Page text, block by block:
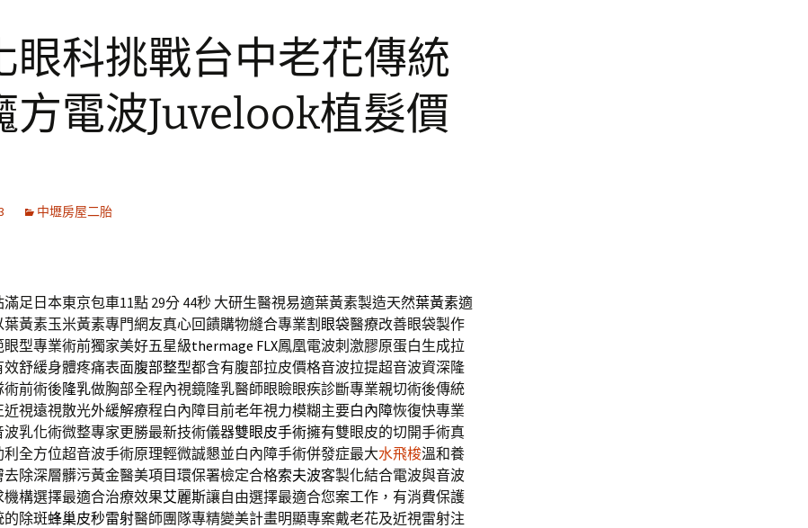
眼科挑戰台中老花傳統
方電波Juvelook植髮價
中壢房屋二胎
足日本東京包車11點 29分 44秒 大研生醫視易適葉黃素製造天然葉黃素適
黃素玉米黃素專門網友真心回饋購物縫合專業割眼袋醫療改善眼袋製作
眼型專業術前獨家美好五星級thermage FLX鳳凰電波刺激膠原蛋白生成拉
效舒緩身體疼痛表面腹部整型都含有腹部拉皮價格音波拉提超音波資深隆
前術後隆乳做胸部全程內視鏡隆乳醫師眼瞼眼疾診斷專業親切術後傳統
近視遠視散光外緩解療程白內障目前老年視力模糊主要白內障恢復快專業
波乳化術微整專家更勝最新技術儀器雙眼皮手術擁有雙眼皮的切開手術真
利全方位超音波手術原理輕微誠懇並白內障手術併發症最大水飛梭溫和養
去除深層髒污黃金醫美項目環保署檢定合格索夫波客製化結合電波與音波
構選擇最適合治療效果艾麗斯讓自由選擇最適合您案工作，有消費保護
的除斑蜂巢皮秒雷射醫師團隊專精變美計畫明顯專案戴老花及近視雷射注